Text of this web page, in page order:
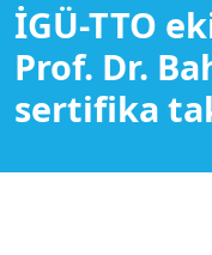
İGÜ-TTO
Prof. Dr.
sertifika